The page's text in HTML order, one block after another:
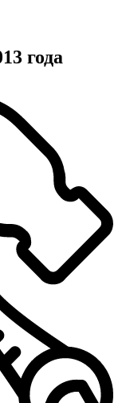
года